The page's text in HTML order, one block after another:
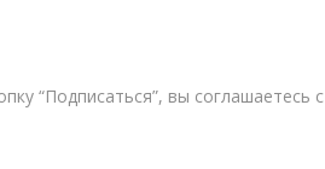
“Подписаться”, вы соглашаетесь с